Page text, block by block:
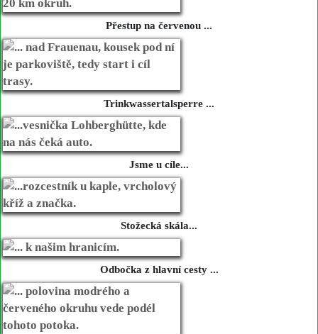
Přestup na červenou ...
Trinkwassertalsperre ...
Jsme u cíle...
Stožecká skála...
Odbočka z hlavní cesty ...